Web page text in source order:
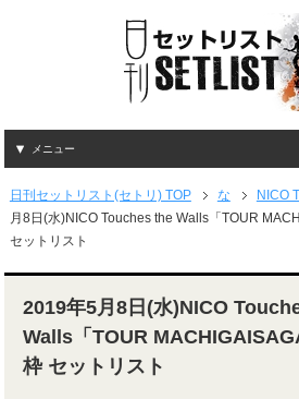
メニュー
日刊セットリスト(セトリ) TOP な NICO
月8日(水)NICO Touches the Walls「TOUR
セットリスト
2019年5月8日(水)NICO
Walls「TOUR
枠 セットリスト